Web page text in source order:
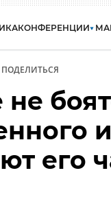
КОНФЕРЕНЦИИ
ПОДЕЛИТЬСЯ
его